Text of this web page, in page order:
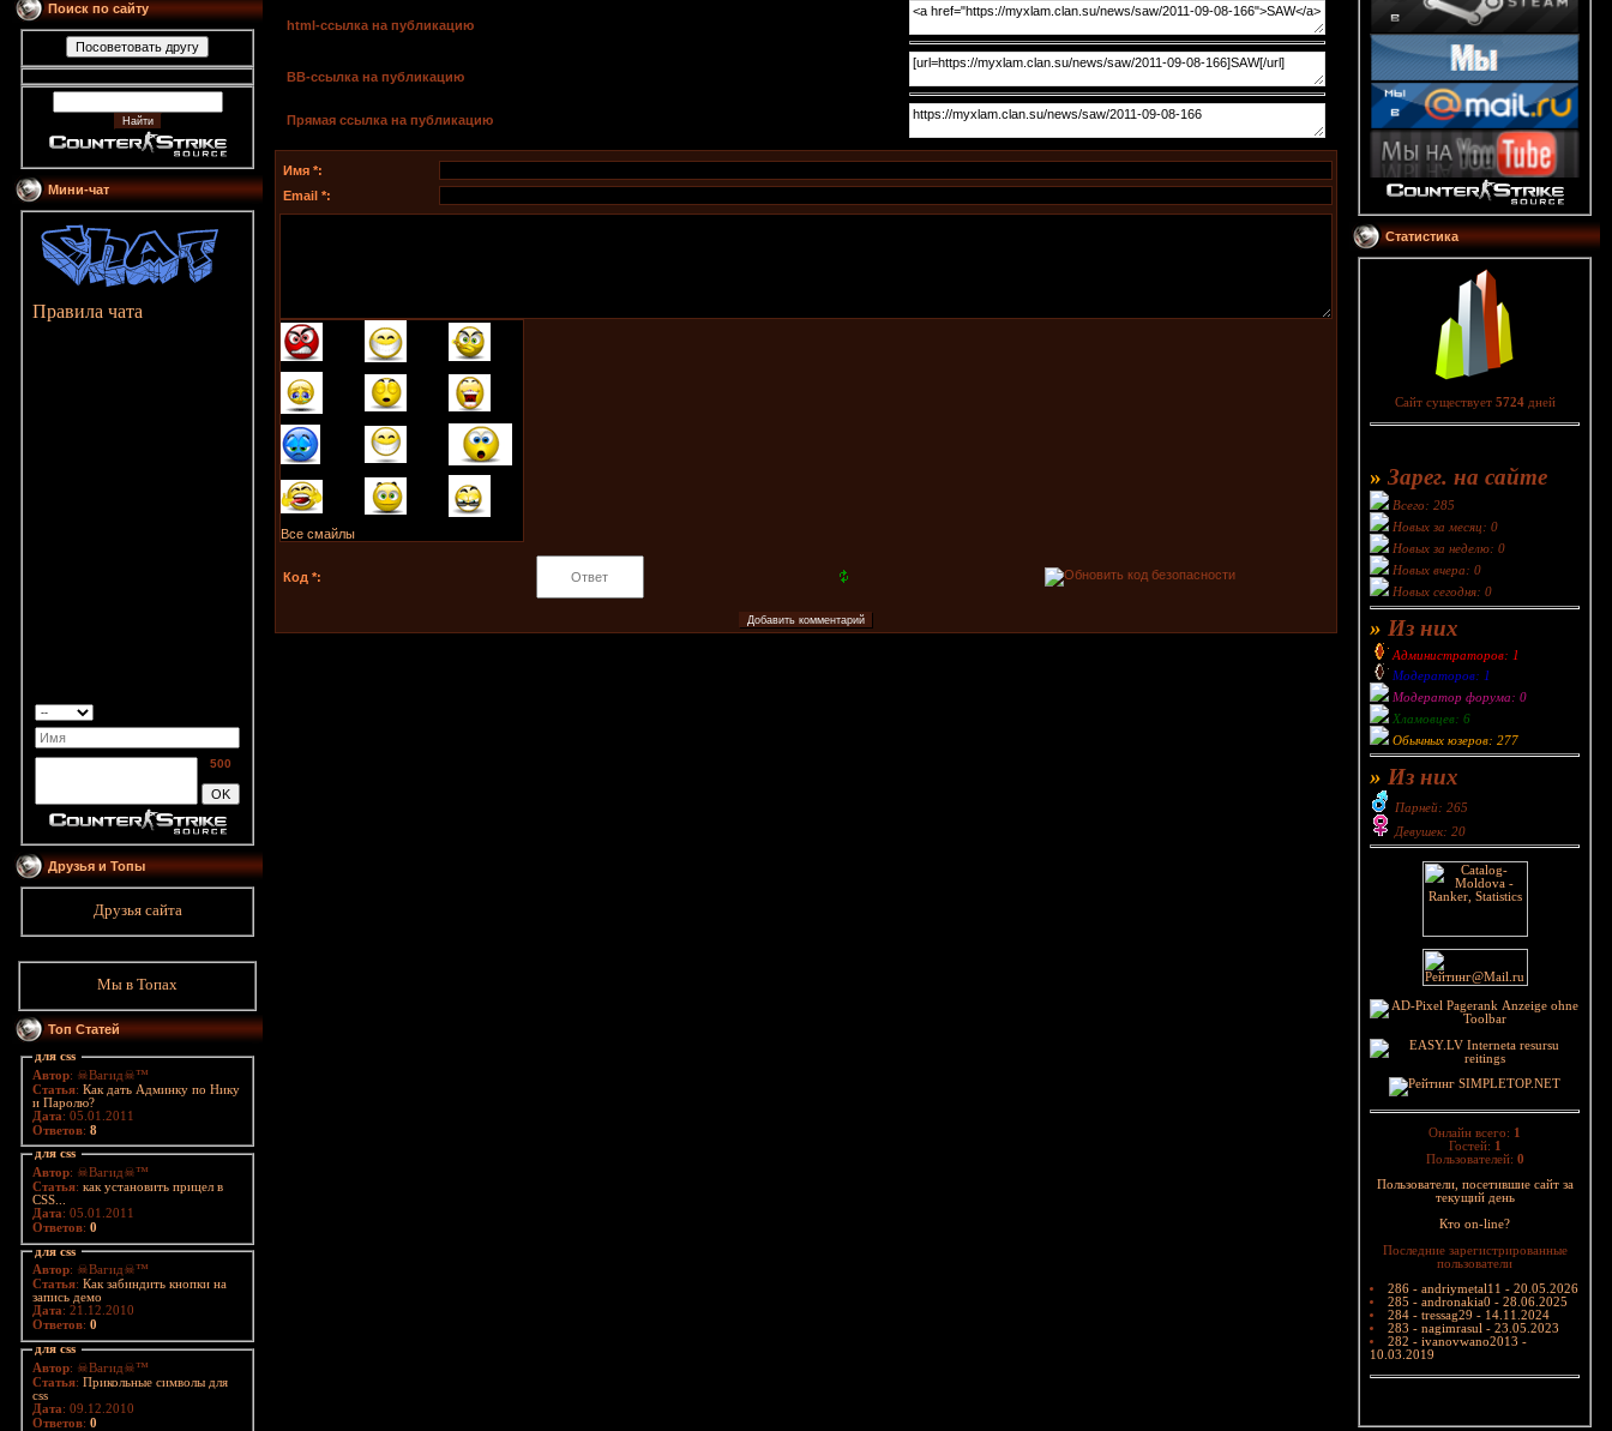
Поиск по сайту
Мини-чат
Правила чата
500
Друзья и Топы
Друзья сайта
Мы в Топах
Топ Статей
для css
Автор: ☠Вагид☠™
Статья: Как дать Админку по Нику
и Паролю?
Дата: 05.01.2011
Ответов: 8
для css
Автор: ☠Вагид☠™
Статья: как установить прицел в
CSS...
Дата: 05.01.2011
Ответов: 0
для css
Автор: ☠Вагид☠™
Статья: Как забиндить кнопки на
запись демо
Дата: 21.12.2010
Ответов: 0
для css
Автор: ☠Вагид☠™
Статья: Прикольные символы для
css
Дата: 09.12.2010
Ответов: 0
html-cсылка на публикацию
BB-cсылка на публикацию
Прямая ссылка на публикацию
Имя *:
Email *:
Все смайлы
Код *:
Статистика
Сайт существует 5724дней
» Зарег. на сайте
Всего: 285
Новых за месяц: 0
Новых за неделю: 0
Новых вчера: 0
Новых сегодня: 0
» Из них
Администраторов: 1
Модераторов: 1
Модератор форума: 0
Хламовцев: 6
Обычных юзеров: 277
» Из них
Парней: 265
Девушек: 20
Онлайн всего: 1
Гостей: 1
Пользователей: 0
Пользователи, посетившие сайт за
текущий день
Кто on-line?
Последние зарегистрированные
пользователи
286 - andriymetal11 - 20.05.2026
285 - andronakia0 - 28.06.2025
284 - tressag29 - 14.11.2024
283 - nagimrasul - 23.05.2023
282 - ivanovwano2013 -
10.03.2019